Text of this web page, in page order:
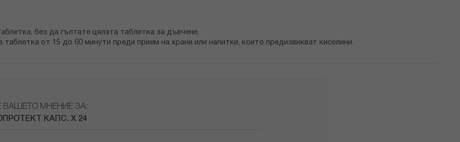
без да гълтате цялата таблетка за дъвчене.
от 15 до 60 минути преди прием на храни или напитки, които предизвикват киселини.
ВАШЕТО МНЕНИЕ ЗА:
КАПС. Х 24